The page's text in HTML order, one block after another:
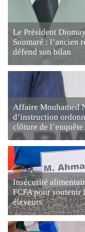
Le Président
Soumaré : l’ancien
défend son bilan
Affaire Mouhamed
d’instruction
clôture de l’enquête
Insécurité
FCFA pour soutenir
éleveurs